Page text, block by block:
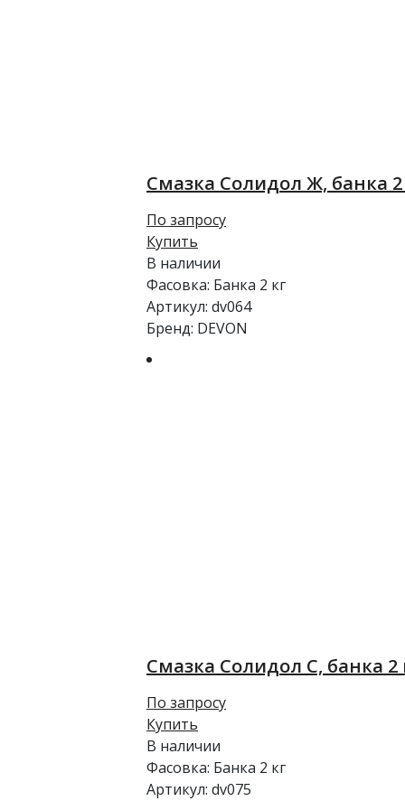
Смазка Солидол Ж, банка 2
По запросу
Купить
В наличии
Фасовка: Банка 2 кг
Артикул: dv064
Бренд: DEVON
Смазка Солидол С, банка 2
По запросу
Купить
В наличии
Фасовка: Банка 2 кг
Артикул: dv075